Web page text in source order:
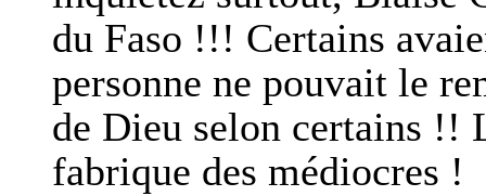
du Faso !!! Certains
personne ne pouvait le
de Dieu selon certains !!
fabrique des médiocres !